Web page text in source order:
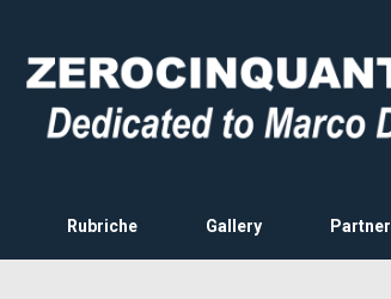
Rubriche Gallery Partner